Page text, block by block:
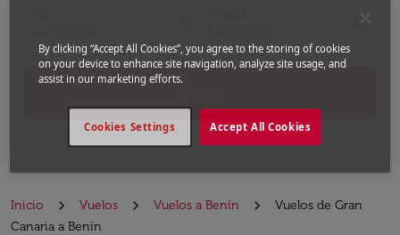
today
Inicio Vuelos Vuelos a Benín
Vuelos de Gran
Canaria a Benín
By clicking “Accept All Cookies”, you agree to the storing of cookies
on your device to enhance site navigation, analyze site usage, and
assist in our marketing efforts.
Accept All Cookies
Cookies Settings